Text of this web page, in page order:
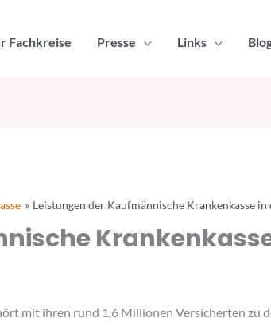
Fachkreise Presse Links
Leistungen der Kaufmännische Krankenkasse
mit ihren rund 1,6 Millionen Versicherten zu